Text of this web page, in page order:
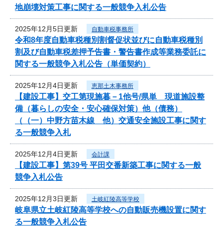
地崩壊対策工事に関する一般競争入札公告
2025年12月5日更新 自動車税事務所
令和8年度自動車税種別割督促状並びに自動車税種別
割及び自動車税差押予告書・警告書作成等業務委託に
関する一般競争入札公告（単価契約）
2025年12月4日更新 恵那土木事務所
【建設工事】交工第現施暮－1他号/県単 現道施設整
備（暮らしの安全・安心確保対策）他（債務）
（（一）中野方苗木線 他）交通安全施設工事に関す
る一般競争入札
2025年12月4日更新 会計課
【建設工事】第39号 平田交番新築工事に関する一般
競争入札公告
2025年12月3日更新 土岐紅陵高等学校
岐阜県立土岐紅陵高等学校への自動販売機設置に関す
る一般競争入札公告